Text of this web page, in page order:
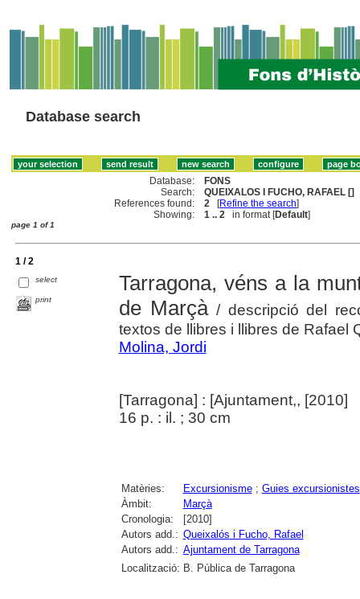
Database search
Database:
FONS
Search:
QUEIXALOS I FUCHO, RAFAEL []
References found:
2 [Refine the search]
Showing:
1 .. 2 in format [Default]
page 1 of 1
1 / 2
select
print
Tarragona, véns a la
de Marçà/ descripció del
textos de llibres i llibres de Rafael
Molina, Jordi
[Tarragona] : [Ajuntament,, [2010]
16 p. : il. ; 30 cm
Matèries: Excursionisme; Guies excursionistes
Àmbit:
Marçà
Cronologia:
[2010]
Autors add.: Queixalós i Fucho, Rafael
Autors add.: Ajuntament de Tarragona
Localització: B. Pública de Tarragona